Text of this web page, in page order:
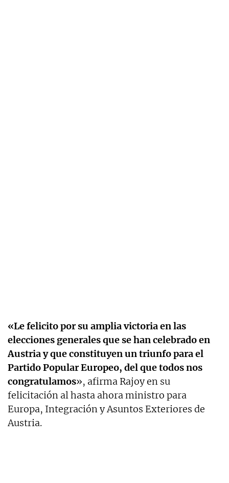
«Le felicito por su amplia victoria en las
elecciones generales que se han celebrado en
Austria y que constituyen un triunfo para el
Partido Popular Europeo, del que todos nos
congratulamos», afirma Rajoy en su
felicitación al hasta ahora ministro para
Europa, Integración y Asuntos Exteriores de
Austria.